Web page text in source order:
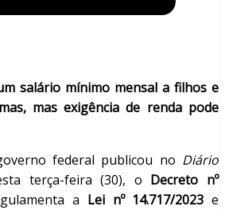
salário mínimo mensal a filhos e
mas exigência de renda pode
federal publicou no Diário
terça-feira (30), o Decreto nº
a Lei nº 14.717/2023 e